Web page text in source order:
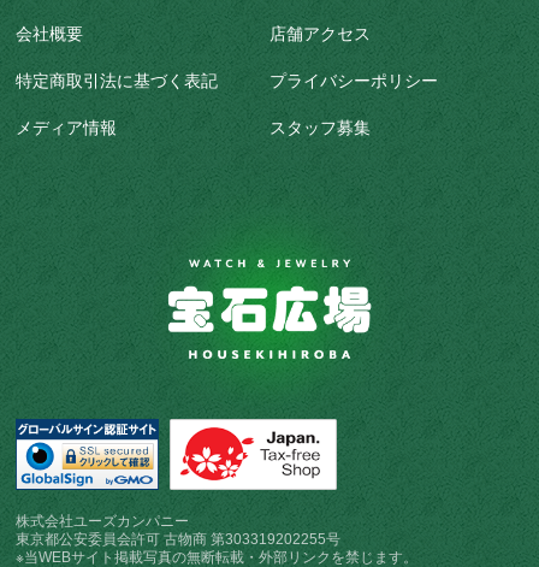
会社概要 店舗アクセス
特定商取引法に基づく表記 プライバシーポリシー
メディア情報 スタッフ募集
株式会社ユーズカンパニー
東京都公安委員会許可 古物商 第303319202255号
※当WEBサイト掲載写真の無断転載・外部リンクを禁じます。